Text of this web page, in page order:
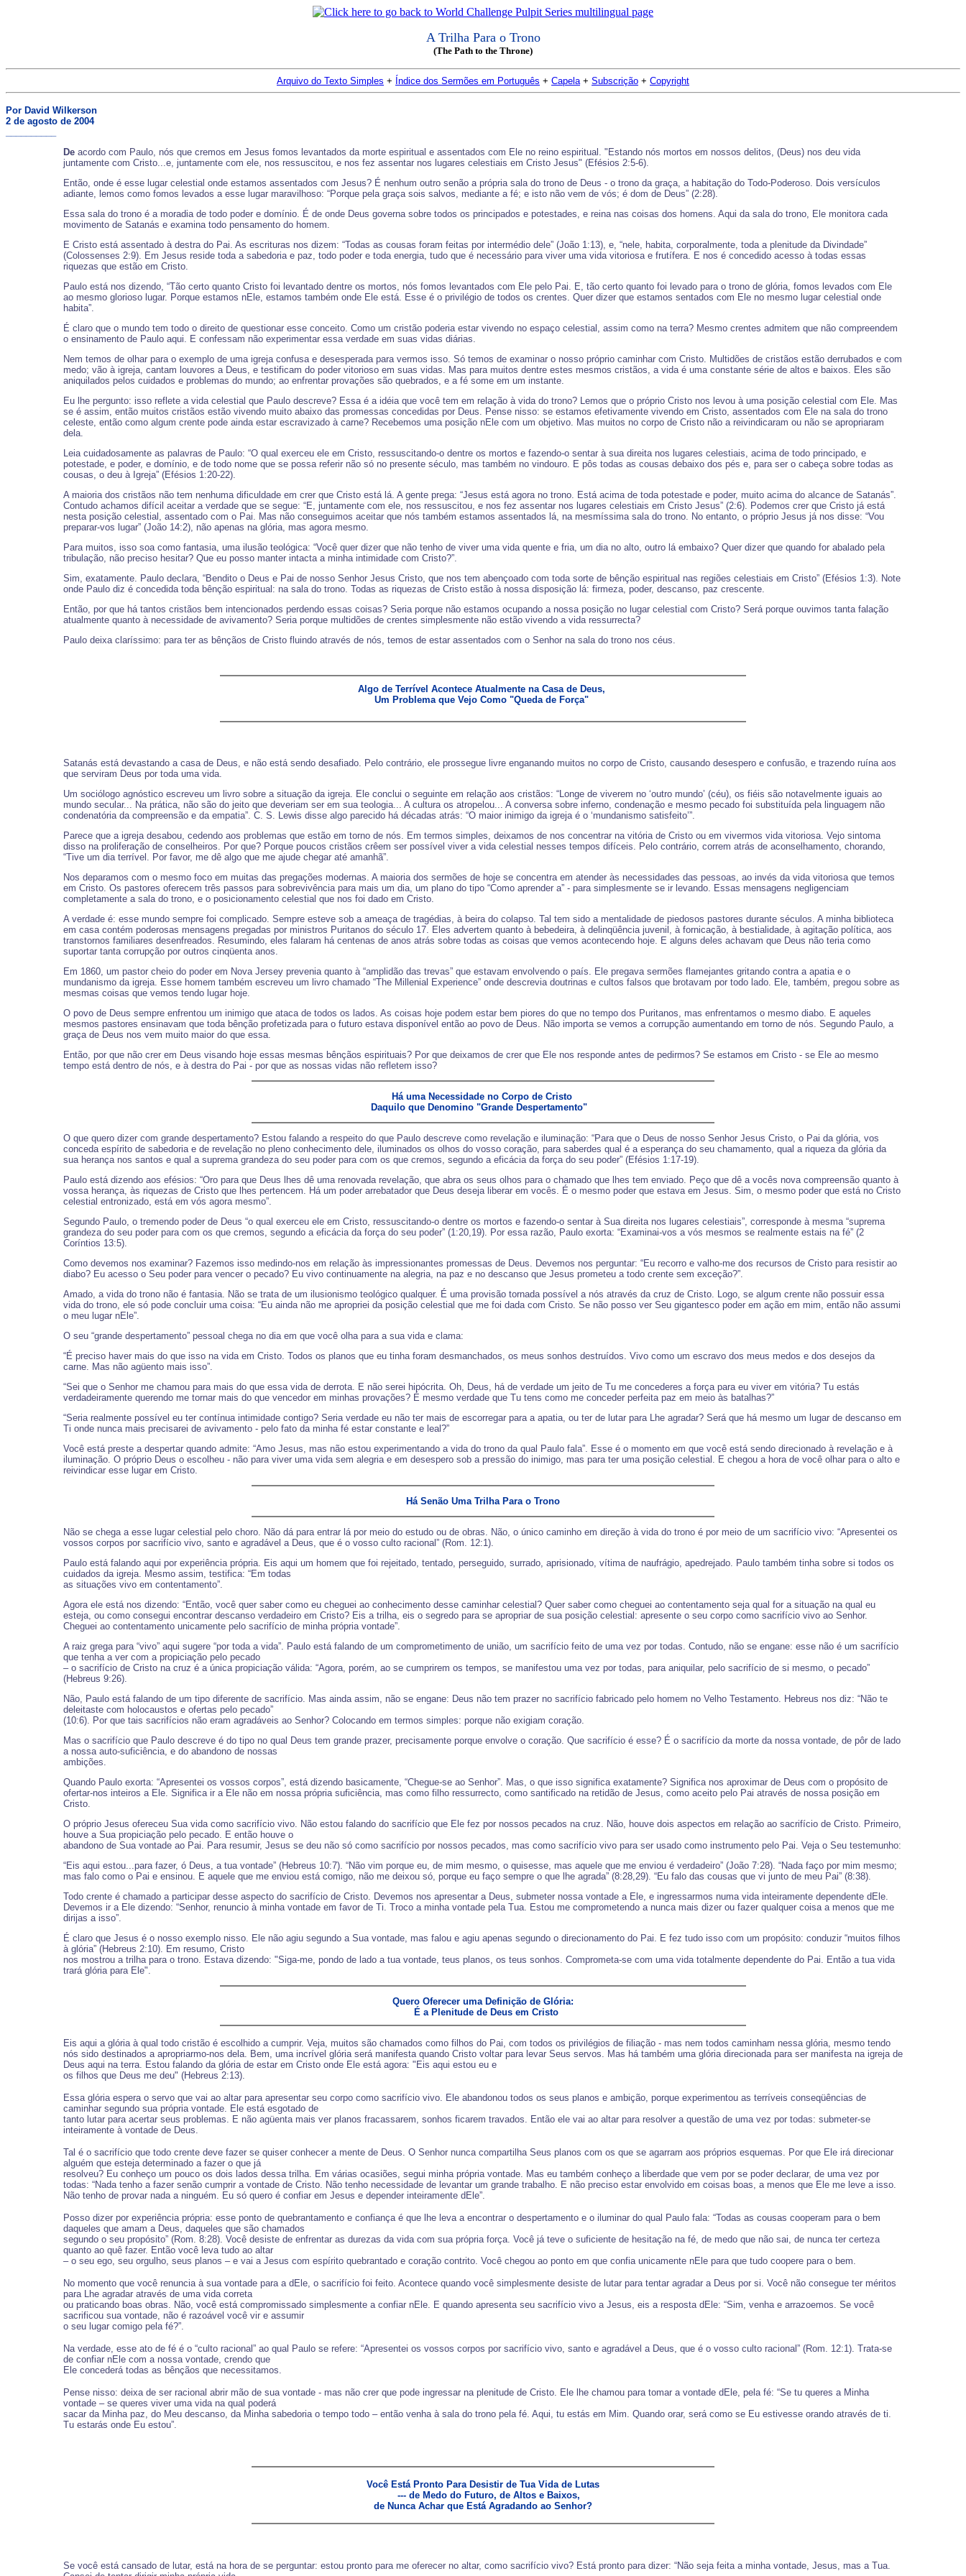
A Trilha Para o Trono
(The Path to the Throne)
Arquivo do Texto Simples + Índice dos Sermões em Português + Capela+ Subscrição + Copyright
Por David Wilkerson
2 de agosto de 2004
De acordo com Paulo, nós que cremos em Jesus fomos levantados da morte espiritual e assentados com Ele no reino espiritual. "Estando nós mortos em nossos delitos, (Deus) nos deu vida
juntamente com Cristo...e, juntamente com ele, nos ressuscitou, e nos fez assentar nos lugares celestiais em Cristo Jesus" (Efésios 2:5-6).
Então, onde é esse lugar celestial onde estamos assentados com Jesus? É nenhum outro senão a própria sala do trono de Deus - o trono da graça, a habitação do Todo-Poderoso. Dois versículos
adiante, lemos como fomos levados a esse lugar maravilhoso: “Porque pela graça sois salvos, mediante a fé; e isto não vem de vós; é dom de Deus” (2:28).
Essa sala do trono é a moradia de todo poder e domínio. É de onde Deus governa sobre todos os principados e potestades, e reina nas coisas dos homens. Aqui da sala do trono, Ele monitora cada
movimento de Satanás e examina todo pensamento do homem.
E Cristo está assentado à destra do Pai. As escrituras nos dizem: “Todas as cousas foram feitas por intermédio dele” (João 1:13), e, “nele, habita, corporalmente, toda a plenitude da Divindade”
(Colossenses 2:9). Em Jesus reside toda a sabedoria e paz, todo poder e toda energia, tudo que é necessário para viver uma vida vitoriosa e frutífera. E nos é concedido acesso à todas essas
riquezas que estão em Cristo.
Paulo está nos dizendo, “Tão certo quanto Cristo foi levantado dentre os mortos, nós fomos levantados com Ele pelo Pai. E, tão certo quanto foi levado para o trono de glória, fomos levados com Ele
ao mesmo glorioso lugar. Porque estamos nEle, estamos também onde Ele está. Esse é o privilégio de todos os crentes. Quer dizer que estamos sentados com Ele no mesmo lugar celestial onde
habita”.
É claro que o mundo tem todo o direito de questionar esse conceito. Como um cristão poderia estar vivendo no espaço celestial, assim como na terra? Mesmo crentes admitem que não compreendem
o ensinamento de Paulo aqui. E confessam não experimentar essa verdade em suas vidas diárias.
Nem temos de olhar para o exemplo de uma igreja confusa e desesperada para vermos isso. Só temos de examinar o nosso próprio caminhar com Cristo. Multidões de cristãos estão derrubados e com
medo; vão à igreja, cantam louvores a Deus, e testificam do poder vitorioso em suas vidas. Mas para muitos dentre estes mesmos cristãos, a vida é uma constante série de altos e baixos. Eles são
aniquilados pelos cuidados e problemas do mundo; ao enfrentar provações são quebrados, e a fé some em um instante.
Eu lhe pergunto: isso reflete a vida celestial que Paulo descreve? Essa é a idéia que você tem em relação à vida do trono? Lemos que o próprio Cristo nos levou à uma posição celestial com Ele. Mas
se é assim, então muitos cristãos estão vivendo muito abaixo das promessas concedidas por Deus. Pense nisso: se estamos efetivamente vivendo em Cristo, assentados com Ele na sala do trono
celeste, então como algum crente pode ainda estar escravizado à carne? Recebemos uma posição nEle com um objetivo. Mas muitos no corpo de Cristo não a reivindicaram ou não se apropriaram
dela.
Leia cuidadosamente as palavras de Paulo: “O qual exerceu ele em Cristo, ressuscitando-o dentre os mortos e fazendo-o sentar à sua direita nos lugares celestiais, acima de todo principado, e
potestade, e poder, e domínio, e de todo nome que se possa referir não só no presente século, mas também no vindouro. E pôs todas as cousas debaixo dos pés e, para ser o cabeça sobre todas as
cousas, o deu à Igreja” (Efésios 1:20-22).
A maioria dos cristãos não tem nenhuma dificuldade em crer que Cristo está lá. A gente prega: “Jesus está agora no trono. Está acima de toda potestade e poder, muito acima do alcance de Satanás”.
Contudo achamos difícil aceitar a verdade que se segue: “E, juntamente com ele, nos ressuscitou, e nos fez assentar nos lugares celestiais em Cristo Jesus” (2:6). Podemos crer que Cristo já está
nesta posição celestial, assentado com o Pai. Mas não conseguimos aceitar que nós também estamos assentados lá, na mesmíssima sala do trono. No entanto, o próprio Jesus já nos disse: “Vou
preparar-vos lugar” (João 14:2), não apenas na glória, mas agora mesmo.
Para muitos, isso soa como fantasia, uma ilusão teológica: “Você quer dizer que não tenho de viver uma vida quente e fria, um dia no alto, outro lá embaixo? Quer dizer que quando for abalado pela
tribulação, não preciso hesitar? Que eu posso manter intacta a minha intimidade com Cristo?”.
Sim, exatamente. Paulo declara, “Bendito o Deus e Pai de nosso Senhor Jesus Cristo, que nos tem abençoado com toda sorte de bênção espiritual nas regiões celestiais em Cristo” (Efésios 1:3). Note
onde Paulo diz é concedida toda bênção espiritual: na sala do trono. Todas as riquezas de Cristo estão à nossa disposição lá: firmeza, poder, descanso, paz crescente.
Então, por que há tantos cristãos bem intencionados perdendo essas coisas? Seria porque não estamos ocupando a nossa posição no lugar celestial com Cristo? Será porque ouvimos tanta falação
atualmente quanto à necessidade de avivamento? Seria porque multidões de crentes simplesmente não estão vivendo a vida ressurrecta?
Paulo deixa claríssimo: para ter as bênçãos de Cristo fluindo através de nós, temos de estar assentados com o Senhor na sala do trono nos céus.
Algo de Terrível Acontece Atualmente na Casa de Deus,
    Um Problema que Vejo Como "Queda de Força"
Satanás está devastando a casa de Deus, e não está sendo desafiado. Pelo contrário, ele prossegue livre enganando muitos no corpo de Cristo, causando desespero e confusão, e trazendo ruína aos
que serviram Deus por toda uma vida.
Um sociólogo agnóstico escreveu um livro sobre a situação da igreja. Ele conclui o seguinte em relação aos cristãos: “Longe de viverem no ‘outro mundo’ (céu), os fiéis são notavelmente iguais ao
mundo secular... Na prática, não são do jeito que deveriam ser em sua teologia... A cultura os atropelou... A conversa sobre inferno, condenação e mesmo pecado foi substituída pela linguagem não
condenatória da compreensão e da empatia”. C. S. Lewis disse algo parecido há décadas atrás: “O maior inimigo da igreja é o ‘mundanismo satisfeito’”.
Parece que a igreja desabou, cedendo aos problemas que estão em torno de nós. Em termos simples, deixamos de nos concentrar na vitória de Cristo ou em vivermos vida vitoriosa. Vejo sintoma
disso na proliferação de conselheiros. Por que? Porque poucos cristãos crêem ser possível viver a vida celestial nesses tempos difíceis. Pelo contrário, correm atrás de aconselhamento, chorando,
“Tive um dia terrível. Por favor, me dê algo que me ajude chegar até amanhã”.
Nos deparamos com o mesmo foco em muitas das pregações modernas. A maioria dos sermões de hoje se concentra em atender às necessidades das pessoas, ao invés da vida vitoriosa que temos
em Cristo. Os pastores oferecem três passos para sobrevivência para mais um dia, um plano do tipo “Como aprender a” - para simplesmente se ir levando. Essas mensagens negligenciam
completamente a sala do trono, e o posicionamento celestial que nos foi dado em Cristo.
A verdade é: esse mundo sempre foi complicado. Sempre esteve sob a ameaça de tragédias, à beira do colapso. Tal tem sido a mentalidade de piedosos pastores durante séculos. A minha biblioteca
em casa contém poderosas mensagens pregadas por ministros Puritanos do século 17. Eles advertem quanto à bebedeira, à delinqüência juvenil, à fornicação, à bestialidade, à agitação política, aos
transtornos familiares desenfreados. Resumindo, eles falaram há centenas de anos atrás sobre todas as coisas que vemos acontecendo hoje. E alguns deles achavam que Deus não teria como
suportar tanta corrupção por outros cinqüenta anos.
Em 1860, um pastor cheio do poder em Nova Jersey prevenia quanto à “amplidão das trevas” que estavam envolvendo o país. Ele pregava sermões flamejantes gritando contra a apatia e o
mundanismo da igreja. Esse homem também escreveu um livro chamado “The Millenial Experience” onde descrevia doutrinas e cultos falsos que brotavam por todo lado. Ele, também, pregou sobre as
mesmas coisas que vemos tendo lugar hoje.
O povo de Deus sempre enfrentou um inimigo que ataca de todos os lados. As coisas hoje podem estar bem piores do que no tempo dos Puritanos, mas enfrentamos o mesmo diabo. E aqueles
mesmos pastores ensinavam que toda bênção profetizada para o futuro estava disponível então ao povo de Deus. Não importa se vemos a corrupção aumentando em torno de nós. Segundo Paulo, a
graça de Deus nos vem muito maior do que essa.
Então, por que não crer em Deus visando hoje essas mesmas bênçãos espirituais? Por que deixamos de crer que Ele nos responde antes de pedirmos? Se estamos em Cristo - se Ele ao mesmo
tempo está dentro de nós, e à destra do Pai - por que as nossas vidas não refletem isso?
Há uma Necessidade no Corpo de Cristo
         Daquilo que Denomino "Grande Despertamento"
O que quero dizer com grande despertamento? Estou falando a respeito do que Paulo descreve como revelação e iluminação: “Para que o Deus de nosso Senhor Jesus Cristo, o Pai da glória, vos
conceda espírito de sabedoria e de revelação no pleno conhecimento dele, iluminados os olhos do vosso coração, para saberdes qual é a esperança do seu chamamento, qual a riqueza da glória da
sua herança nos santos e qual a suprema grandeza do seu poder para com os que cremos, segundo a eficácia da força do seu poder” (Efésios 1:17-19).
Paulo está dizendo aos efésios: “Oro para que Deus lhes dê uma renovada revelação, que abra os seus olhos para o chamado que lhes tem enviado. Peço que dê a vocês nova compreensão quanto à
vossa herança, às riquezas de Cristo que lhes pertencem. Há um poder arrebatador que Deus deseja liberar em vocês. É o mesmo poder que estava em Jesus. Sim, o mesmo poder que está no Cristo
celestial entronizado, está em vós agora mesmo”.
Segundo Paulo, o tremendo poder de Deus “o qual exerceu ele em Cristo, ressuscitando-o dentre os mortos e fazendo-o sentar à Sua direita nos lugares celestiais”, corresponde à mesma “suprema
grandeza do seu poder para com os que cremos, segundo a eficácia da força do seu poder” (1:20,19). Por essa razão, Paulo exorta: “Examinai-vos a vós mesmos se realmente estais na fé” (2
Coríntios 13:5).
Como devemos nos examinar? Fazemos isso medindo-nos em relação às impressionantes promessas de Deus. Devemos nos perguntar: “Eu recorro e valho-me dos recursos de Cristo para resistir ao
diabo? Eu acesso o Seu poder para vencer o pecado? Eu vivo continuamente na alegria, na paz e no descanso que Jesus prometeu a todo crente sem exceção?”.
Amado, a vida do trono não é fantasia. Não se trata de um ilusionismo teológico qualquer. É uma provisão tornada possível a nós através da cruz de Cristo. Logo, se algum crente não possuir essa
vida do trono, ele só pode concluir uma coisa: “Eu ainda não me apropriei da posição celestial que me foi dada com Cristo. Se não posso ver Seu gigantesco poder em ação em mim, então não assumi
o meu lugar nEle”.
O seu “grande despertamento” pessoal chega no dia em que você olha para a sua vida e clama:
“É preciso haver mais do que isso na vida em Cristo. Todos os planos que eu tinha foram desmanchados, os meus sonhos destruídos. Vivo como um escravo dos meus medos e dos desejos da
carne. Mas não agüento mais isso”.
“Sei que o Senhor me chamou para mais do que essa vida de derrota. E não serei hipócrita. Oh, Deus, há de verdade um jeito de Tu me concederes a força para eu viver em vitória? Tu estás
verdadeiramente querendo me tornar mais do que vencedor em minhas provações? É mesmo verdade que Tu tens como me conceder perfeita paz em meio às batalhas?”
“Seria realmente possível eu ter contínua intimidade contigo? Seria verdade eu não ter mais de escorregar para a apatia, ou ter de lutar para Lhe agradar? Será que há mesmo um lugar de descanso em
Ti onde nunca mais precisarei de avivamento - pelo fato da minha fé estar constante e leal?”
Você está preste a despertar quando admite: “Amo Jesus, mas não estou experimentando a vida do trono da qual Paulo fala”. Esse é o momento em que você está sendo direcionado à revelação e à
iluminação. O próprio Deus o escolheu - não para viver uma vida sem alegria e em desespero sob a pressão do inimigo, mas para ter uma posição celestial. E chegou a hora de você olhar para o alto e
reivindicar esse lugar em Cristo.
Há Senão Uma Trilha Para o Trono
Não se chega a esse lugar celestial pelo choro. Não dá para entrar lá por meio do estudo ou de obras. Não, o único caminho em direção à vida do trono é por meio de um sacrifício vivo: “Apresentei os
vossos corpos por sacrifício vivo, santo e agradável a Deus, que é o vosso culto racional” (Rom. 12:1).
Paulo está falando aqui por experiência própria. Eis aqui um homem que foi rejeitado, tentado, perseguido, surrado, aprisionado, vítima de naufrágio, apedrejado. Paulo também tinha sobre si todos os
cuidados da igreja. Mesmo assim, testifica: “Em todas
as situações vivo em contentamento”.
Agora ele está nos dizendo: “Então, você quer saber como eu cheguei ao conhecimento desse caminhar celestial? Quer saber como cheguei ao contentamento seja qual for a situação na qual eu
esteja, ou como consegui encontrar descanso verdadeiro em Cristo? Eis a trilha, eis o segredo para se apropriar de sua posição celestial: apresente o seu corpo como sacrifício vivo ao Senhor.
Cheguei ao contentamento unicamente pelo sacrifício de minha própria vontade”.
A raiz grega para “vivo” aqui sugere “por toda a vida”. Paulo está falando de um comprometimento de união, um sacrifício feito de uma vez por todas. Contudo, não se engane: esse não é um sacrifício
que tenha a ver com a propiciação pelo pecado
– o sacrifício de Cristo na cruz é a única propiciação válida: “Agora, porém, ao se cumprirem os tempos, se manifestou uma vez por todas, para aniquilar, pelo sacrifício de si mesmo, o pecado”
(Hebreus 9:26).
Não, Paulo está falando de um tipo diferente de sacrifício. Mas ainda assim, não se engane: Deus não tem prazer no sacrifício fabricado pelo homem no Velho Testamento. Hebreus nos diz: “Não te
deleitaste com holocaustos e ofertas pelo pecado”
(10:6). Por que tais sacrifícios não eram agradáveis ao Senhor? Colocando em termos simples: porque não exigiam coração.
Mas o sacrifício que Paulo descreve é do tipo no qual Deus tem grande prazer, precisamente porque envolve o coração. Que sacrifício é esse? É o sacrifício da morte da nossa vontade, de pôr de lado
a nossa auto-suficiência, e do abandono de nossas
ambições.
Quando Paulo exorta: “Apresentei os vossos corpos”, está dizendo basicamente, “Chegue-se ao Senhor”. Mas, o que isso significa exatamente? Significa nos aproximar de Deus com o propósito de
ofertar-nos inteiros a Ele. Significa ir a Ele não em nossa própria suficiência, mas como filho ressurrecto, como santificado na retidão de Jesus, como aceito pelo Pai através de nossa posição em
Cristo.
O próprio Jesus ofereceu Sua vida como sacrifício vivo. Não estou falando do sacrifício que Ele fez por nossos pecados na cruz. Não, houve dois aspectos em relação ao sacrifício de Cristo. Primeiro,
houve a Sua propiciação pelo pecado. E então houve o
abandono de Sua vontade ao Pai. Para resumir, Jesus se deu não só como sacrifício por nossos pecados, mas como sacrifício vivo para ser usado como instrumento pelo Pai. Veja o Seu testemunho:
“Eis aqui estou...para fazer, ó Deus, a tua vontade” (Hebreus 10:7). “Não vim porque eu, de mim mesmo, o quisesse, mas aquele que me enviou é verdadeiro” (João 7:28). “Nada faço por mim mesmo;
mas falo como o Pai e ensinou. E aquele que me enviou está comigo, não me deixou só, porque eu faço sempre o que lhe agrada” (8:28,29). “Eu falo das cousas que vi junto de meu Pai” (8:38).
Todo crente é chamado a participar desse aspecto do sacrifício de Cristo. Devemos nos apresentar a Deus, submeter nossa vontade a Ele, e ingressarmos numa vida inteiramente dependente dEle.
Devemos ir a Ele dizendo: “Senhor, renuncio à minha vontade em favor de Ti. Troco a minha vontade pela Tua. Estou me comprometendo a nunca mais dizer ou fazer qualquer coisa a menos que me
dirijas a isso”.
É claro que Jesus é o nosso exemplo nisso. Ele não agiu segundo a Sua vontade, mas falou e agiu apenas segundo o direcionamento do Pai. E fez tudo isso com um propósito: conduzir “muitos filhos
à glória” (Hebreus 2:10). Em resumo, Cristo
nos mostrou a trilha para o trono. Estava dizendo: "Siga-me, pondo de lado a tua vontade, teus planos, os teus sonhos. Comprometa-se com uma vida totalmente dependente do Pai. Então a tua vida
trará glória para Ele".
Quero Oferecer uma Definição de Glória:
  É a Plenitude de Deus em Cristo
Eis aqui a glória à qual todo cristão é escolhido a cumprir. Veja, muitos são chamados como filhos do Pai, com todos os privilégios de filiação - mas nem todos caminham nessa glória, mesmo tendo
nós sido destinados a apropriarmo-nos dela. Bem, uma incrível glória será manifesta quando Cristo voltar para levar Seus servos. Mas há também uma glória direcionada para ser manifesta na igreja de
Deus aqui na terra. Estou falando da glória de estar em Cristo onde Ele está agora: "Eis aqui estou eu e
os filhos que Deus me deu" (Hebreus 2:13).
Essa glória espera o servo que vai ao altar para apresentar seu corpo como sacrifício vivo. Ele abandonou todos os seus planos e ambição, porque experimentou as terríveis conseqüências de
caminhar segundo sua própria vontade. Ele está esgotado de
tanto lutar para acertar seus problemas. E não agüenta mais ver planos fracassarem, sonhos ficarem travados. Então ele vai ao altar para resolver a questão de uma vez por todas: submeter-se
inteiramente à vontade de Deus.
Tal é o sacrifício que todo crente deve fazer se quiser conhecer a mente de Deus. O Senhor nunca compartilha Seus planos com os que se agarram aos próprios esquemas. Por que Ele irá direcionar
alguém que esteja determinado a fazer o que já
resolveu? Eu conheço um pouco os dois lados dessa trilha. Em várias ocasiões, segui minha própria vontade. Mas eu também conheço a liberdade que vem por se poder declarar, de uma vez por
todas: “Nada tenho a fazer senão cumprir a vontade de Cristo. Não tenho necessidade de levantar um grande trabalho. E não preciso estar envolvido em coisas boas, a menos que Ele me leve a isso.
Não tenho de provar nada a ninguém. Eu só quero é confiar em Jesus e depender inteiramente dEle”.
Posso dizer por experiência própria: esse ponto de quebrantamento e confiança é que lhe leva a encontrar o despertamento e o iluminar do qual Paulo fala: “Todas as cousas cooperam para o bem
daqueles que amam a Deus, daqueles que são chamados
segundo o seu propósito” (Rom. 8:28). Você desiste de enfrentar as durezas da vida com sua própria força. Você já teve o suficiente de hesitação na fé, de medo que não sai, de nunca ter certeza
quanto ao quê fazer. Então você leva tudo ao altar
– o seu ego, seu orgulho, seus planos – e vai a Jesus com espírito quebrantado e coração contrito. Você chegou ao ponto em que confia unicamente nEle para que tudo coopere para o bem.
No momento que você renuncia à sua vontade para a dEle, o sacrifício foi feito. Acontece quando você simplesmente desiste de lutar para tentar agradar a Deus por si. Você não consegue ter méritos
para Lhe agradar através de uma vida correta
ou praticando boas obras. Não, você está compromissado simplesmente a confiar nEle. E quando apresenta seu sacrifício vivo a Jesus, eis a resposta dEle: “Sim, venha e arrazoemos. Se você
sacrificou sua vontade, não é razoável você vir e assumir
o seu lugar comigo pela fé?”.
Na verdade, esse ato de fé é o “culto racional” ao qual Paulo se refere: “Apresentei os vossos corpos por sacrifício vivo, santo e agradável a Deus, que é o vosso culto racional” (Rom. 12:1). Trata-se
de confiar nEle com a nossa vontade, crendo que
Ele concederá todas as bênçãos que necessitamos.
Pense nisso: deixa de ser racional abrir mão de sua vontade - mas não crer que pode ingressar na plenitude de Cristo. Ele lhe chamou para tomar a vontade dEle, pela fé: “Se tu queres a Minha
vontade – se queres viver uma vida na qual poderá
sacar da Minha paz, do Meu descanso, da Minha sabedoria o tempo todo – então venha à sala do trono pela fé. Aqui, tu estás em Mim. Quando orar, será como se Eu estivesse orando através de ti.
Tu estarás onde Eu estou”.
Você Está Pronto Para Desistir de Tua Vida de Lutas
    --- de Medo do Futuro, de Altos e Baixos,
de Nunca Achar que Está Agradando ao Senhor?
Se você está cansado de lutar, está na hora de se perguntar: estou pronto para me oferecer no altar, como sacrifício vivo? Está pronto para dizer: “Não seja feita a minha vontade, Jesus, mas a Tua.